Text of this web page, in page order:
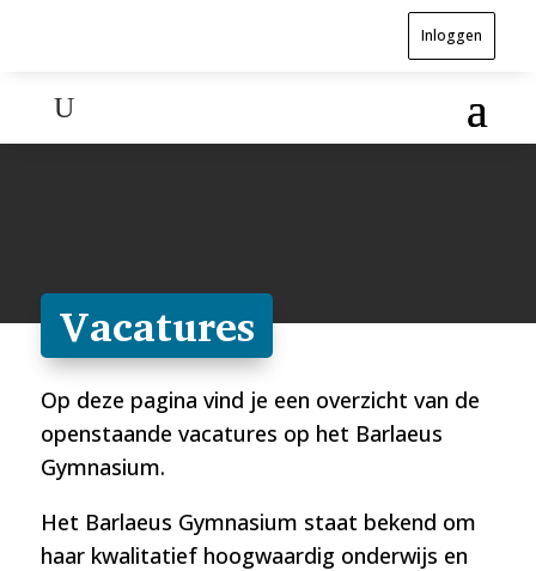
Inloggen
Vacatures
Op deze pagina vind je een overzicht van de
openstaande vacatures op het Barlaeus
Gymnasium.
Het Barlaeus Gymnasium staat bekend om
haar kwalitatief hoogwaardig onderwijs en